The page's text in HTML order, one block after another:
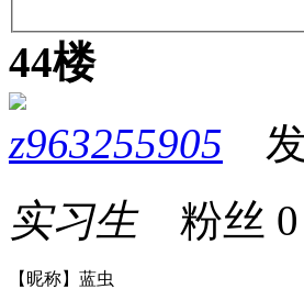
44楼
z963255905 发
实习生粉丝 0
【昵称】蓝虫